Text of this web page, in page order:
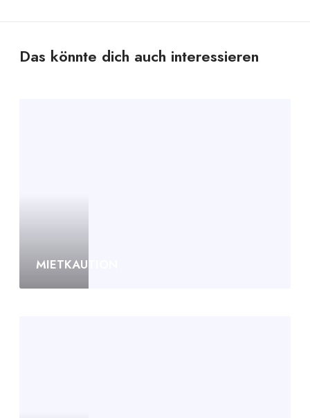
Das könnte dich auch interessieren
MIETKAUTION